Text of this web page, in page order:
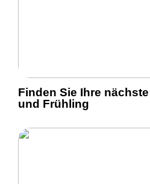
Finden Sie Ihre
und Frühling